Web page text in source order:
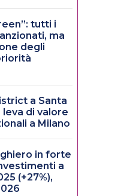
tutti i
ma
degli
a Santa
leva di valore
a Milano
in forte
a
(+27%),